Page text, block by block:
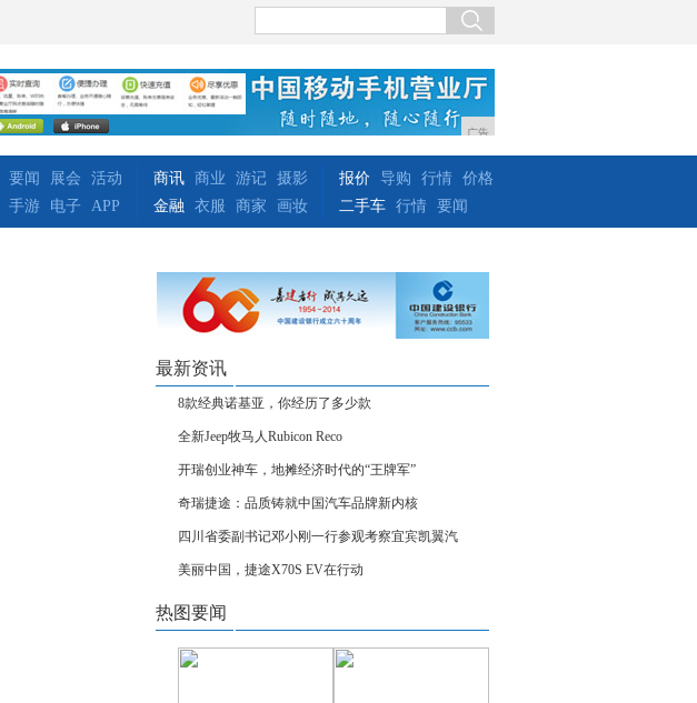
广告
要闻 展会
活动
手游 电子 APP
商讯 商业 游记 摄影
金融
衣服 商家 画妆
报价 导购 行情 价格
二手车 行情 要闻
最新资讯
8款经典诺基亚，你经历了多少款
全新Jeep牧马人Rubicon Reco
开瑞创业神车，地摊经济时代的“王牌军”
奇瑞捷途：品质铸就中国汽车品牌新内核
四川省委副书记邓小刚一行参观考察宜宾凯翼汽
美丽中国，捷途X70S EV在行动
热图要闻